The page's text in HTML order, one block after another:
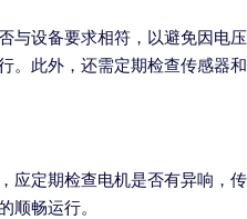
与设备要求相符，以避免因电
。此外，还需定期检查传感器
应定期检查电机是否有异响，
畅运行。